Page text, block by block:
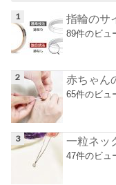
指輪のサ
89件のビュ
赤ちゃん
65件のビュ
一粒ネッ
47件のビュ